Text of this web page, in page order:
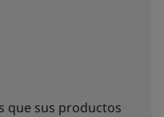
que sus productos